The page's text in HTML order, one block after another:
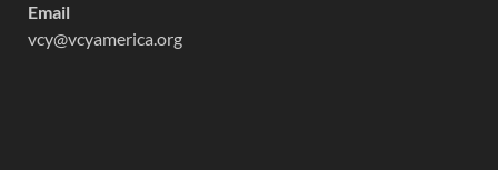
Email
vcy@vcyamerica.org